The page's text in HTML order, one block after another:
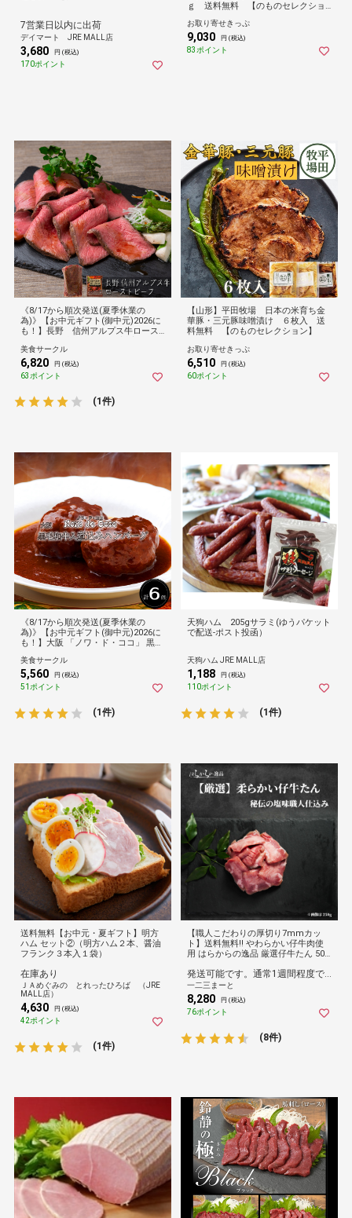
7営業日以内に出荷
デイマート JRE MALL店
3,680 円 (税込)
170ポイント
ｇ 送料無料 【のものセレクショ
お取り寄せきっぷ
9,030 円 (税込)
83ポイント
《8/17から順次発送(夏季休業の
為)》【お中元ギフト(御中元)2026に
も！】長野 信州アルプス牛ロース
美食サークル
6,820 円 (税込)
63ポイント
(1件)
【山形】平田牧場 日本の米育ち金
華豚・三元豚味噌漬け ６枚入 送
料無料 【のものセレクション】
お取り寄せきっぷ
6,510 円 (税込)
60ポイント
《8/17から順次発送(夏季休業の
為)》【お中元ギフト(御中元)2026に
も！】大阪 「ノワ・ド・ココ」 黒毛
無料]（のし対応可能）
美食サークル
5,560 円 (税込)
51ポイント
(1件)
天狗ハム 205gサラミ(ゆうパケット
で配送-ポスト投函）
天狗ハム JRE MALL店
1,188 円 (税込)
110ポイント
(1件)
送料無料【お中元・夏ギフト】明方
ハム セット②（明方ハム２本、醤油
フランク３本入１袋）
在庫あり
ＪＡめぐみの とれったひろば （JRE
MALL店）
4,630 円 (税込)
42ポイント
(1件)
【職人こだわりの厚切り7mmカッ
ト】送料無料!! やわらかい仔牛肉使
用 はらからの逸品 厳選仔牛たん 500
一二三まーと
8,280 円 (税込)
76ポイント
(8件)